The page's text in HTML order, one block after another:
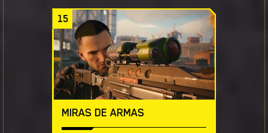
15
MIRAS DE ARMAS